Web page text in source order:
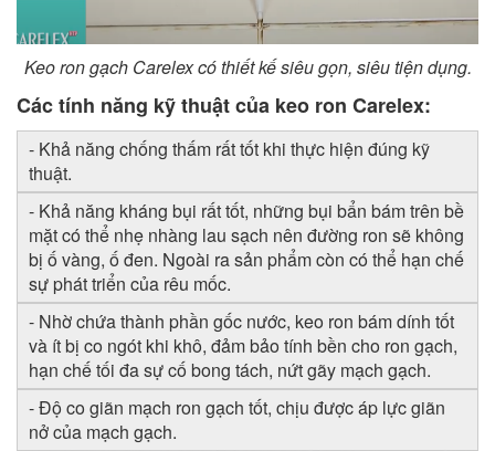
Keo ron gạch Carelex có thiết kế siêu gọn, siêu tiện dụng.
Các tính năng kỹ thuật của keo ron Carelex:
- Khả năng chống thấm rất tốt khi thực hiện đúng kỹ
thuật.
- Khả năng kháng bụi rất tốt, những bụi bẩn bám trên bề
mặt có thể nhẹ nhàng lau sạch nên đường ron sẽ không
bị ố vàng, ố đen. Ngoài ra sản phẩm còn có thể hạn chế
sự phát triển của rêu mốc.
- Nhờ chứa thành phần gốc nước, keo ron bám dính tốt
và ít bị co ngót khi khô, đảm bảo tính bền cho ron gạch,
hạn chế tối đa sự cố bong tách, nứt gãy mạch gạch.
- Độ co giãn mạch ron gạch tốt, chịu được áp lực giãn
nở của mạch gạch.